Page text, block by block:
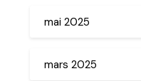
mai 2025
mars 2025